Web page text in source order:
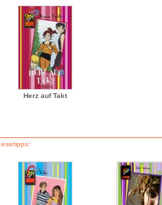
Herz auf Takt